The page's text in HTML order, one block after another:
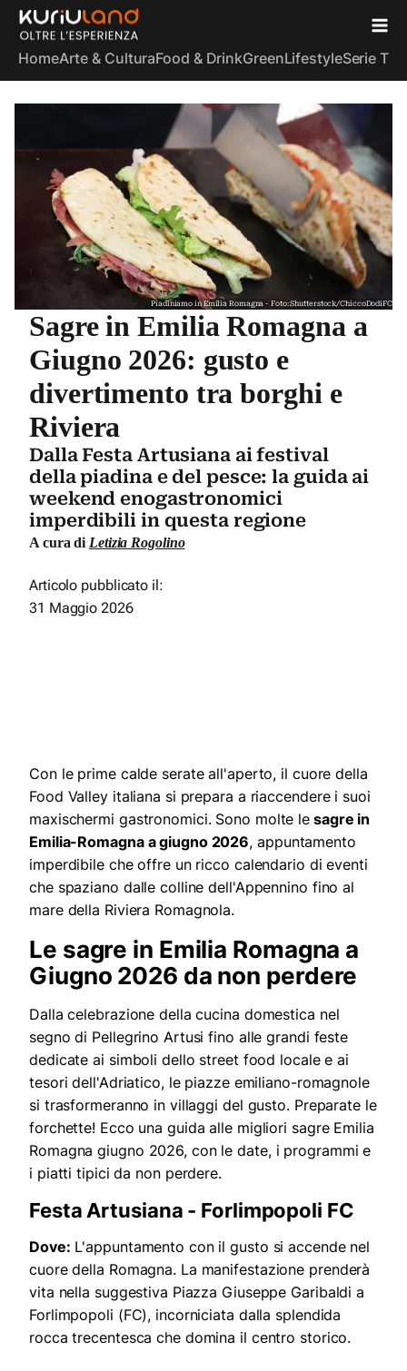
HomeArte & CulturaFood & DrinkGreenLifestyleSerie TV
Piadiniamo in Emilia Romagna - Foto: Shutterstock/ChiccoDodiFC
Sagre in Emilia Romagna a
Giugno 2026: gusto e
divertimento tra borghi e
Riviera
Dalla Festa Artusiana ai festival
della piadina e del pesce: la guida ai
weekend enogastronomici
imperdibili in questa regione
A cura diLetizia Rogolino
Articolo pubblicato il:
31 Maggio 2026
Con le prime calde serate all'aperto, il cuore della
Food Valley italiana si prepara a riaccendere i suoi
maxischermi gastronomici. Sono molte le sagre in
Emilia-Romagna a giugno 2026, appuntamento
imperdibile che offre un ricco calendario di eventi
che spaziano dalle colline dell'Appennino fino al
mare della Riviera Romagnola.
Le sagre in Emilia Romagna a
Giugno 2026 da non perdere
Dalla celebrazione della cucina domestica nel
segno di Pellegrino Artusi fino alle grandi feste
dedicate ai simboli dello street food locale e ai
tesori dell'Adriatico, le piazze emiliano-romagnole
si trasformeranno in villaggi del gusto. Preparate le
forchette! Ecco una guida alle migliori sagre Emilia
Romagna giugno 2026, con le date, i programmi e
i piatti tipici da non perdere.
Festa Artusiana - Forlimpopoli FC
Dove: L'appuntamento con il gusto si accende nel
cuore della Romagna. La manifestazione prenderà
vita nella suggestiva Piazza Giuseppe Garibaldi a
Forlimpopoli (FC), incorniciata dalla splendida
rocca trecentesca che domina il centro storico.